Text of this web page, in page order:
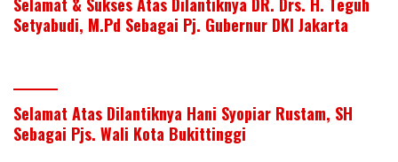
Setyabudi, M.Pd Sebagai Pj. Gubernur DKI Jakarta
Selamat Atas Dilantiknya Hani Syopiar Rustam, SH
Sebagai Pjs. Wali Kota Bukittinggi